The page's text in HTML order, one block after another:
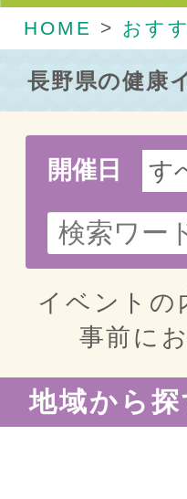
HOME > おす
長野県の健康
開催日
イベントの
事前に
地域から探